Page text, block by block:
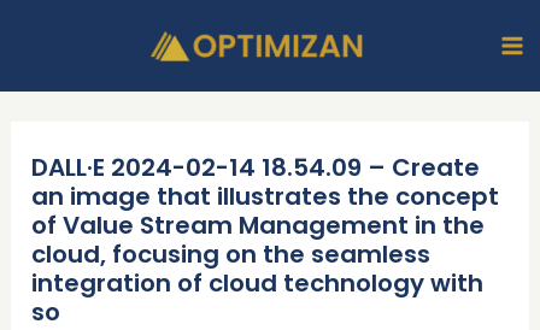
contenido
DALL·E 2024-02-14 18.54.09 – Create
an image that illustrates the concept
of Value Stream Management in the
cloud, focusing on the seamless
integration of cloud technology with
so